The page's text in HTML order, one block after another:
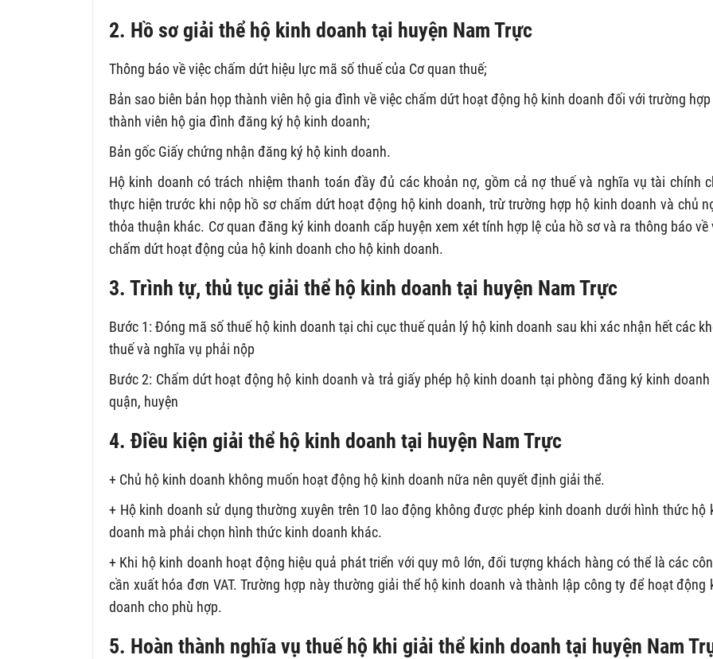
2. Hồ sơ giải thể hộ kinh doanh tại huyện Nam Trực
Thông báo về việc chấm dứt hiệu lực mã số thuế của Cơ quan thuế;
Bản sao biên bản họp thành viên hộ gia đình về việc chấm dứt hoạt động hộ kinh doanh đối với trường
thành viên hộ gia đình đăng ký hộ kinh doanh;
Bản gốc Giấy chứng nhận đăng ký hộ kinh doanh.
Hộ kinh doanh có trách nhiệm thanh toán đầy đủ các khoản nợ, gồm cả nợ thuế và nghĩa vụ tài chính
thực hiện trước khi nộp hồ sơ chấm dứt hoạt động hộ kinh doanh, trừ trường hợp hộ kinh doanh và chủ
thỏa thuận khác. Cơ quan đăng ký kinh doanh cấp huyện xem xét tính hợp lệ của hồ sơ và ra thông báo về
chấm dứt hoạt động của hộ kinh doanh cho hộ kinh doanh.
3. Trình tự, thủ tục giải thể hộ kinh doanh tại huyện Nam Trực
Bước 1: Đóng mã số thuế hộ kinh doanh tại chi cục thuế quản lý hộ kinh doanh sau khi xác nhận hết các
thuế và nghĩa vụ phải nộp
Bước 2: Chấm dứt hoạt động hộ kinh doanh và trả giấy phép hộ kinh doanh tại phòng đăng ký kinh doanh
quận, huyện
4. Điều kiện giải thể hộ kinh doanh tại huyện Nam Trực
+ Chủ hộ kinh doanh không muốn hoạt động hộ kinh doanh nữa nên quyết định giải thể.
+ Hộ kinh doanh sử dụng thường xuyên trên 10 lao động không được phép kinh doanh dưới hình thức hộ
doanh mà phải chọn hình thức kinh doanh khác.
+ Khi hộ kinh doanh hoạt động hiệu quả phát triển với quy mô lớn, đối tượng khách hàng có thể là các
cần xuất hóa đơn VAT. Trường hợp này thường giải thể hộ kinh doanh và thành lập công ty để hoạt động
doanh cho phù hợp.
5. Hoàn thành nghĩa vụ thuế hộ khi giải thể kinh doanh tại huyện Nam